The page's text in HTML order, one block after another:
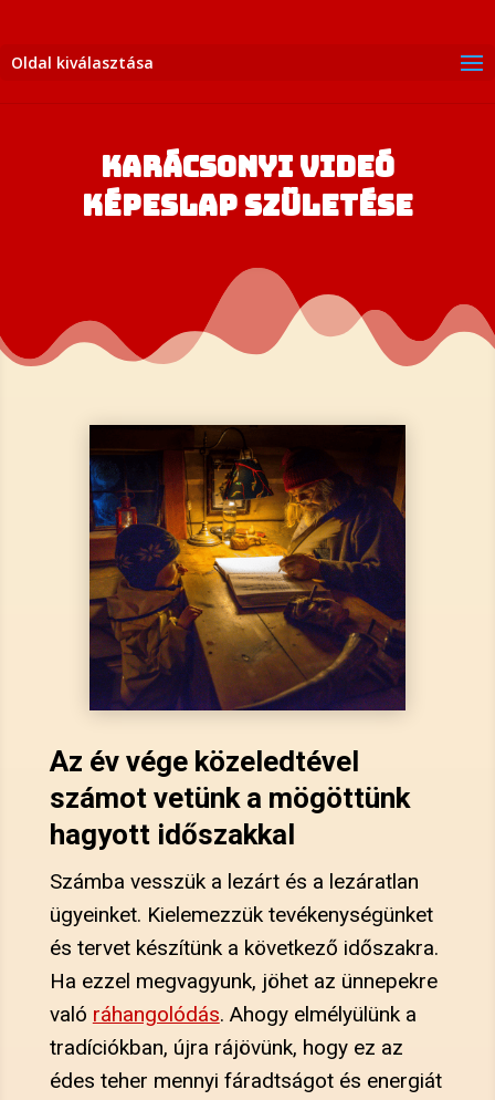
Oldal kiválasztása
KARÁCSONYI VIDEÓ
KÉPESLAP SZÜLETÉSE
Az év vége közeledtével
számot vetünk a mögöttünk
hagyott időszakkal
Számba vesszük a lezárt és a lezáratlan
ügyeinket. Kielemezzük tevékenységünket
és tervet készítünk a következő időszakra.
Ha ezzel megvagyunk, jöhet az ünnepekre
való ráhangolódás. Ahogy elmélyülünk a
tradíciókban, újra rájövünk, hogy ez az
édes teher mennyi fáradtságot és energiát